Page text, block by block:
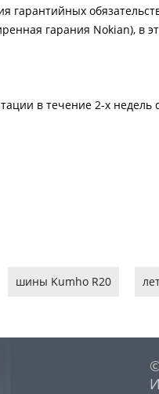
гарантийных
гарания Nokian), в
в течение 2-х
шины Kumho R20